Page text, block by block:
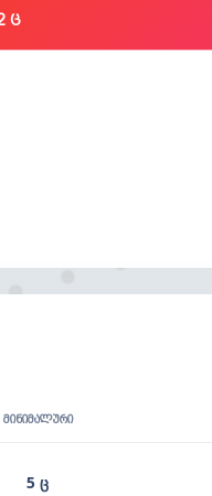
ც
ᲛᲘᲜᲘᲛᲐᲚᲣᲠᲘ
5 ც